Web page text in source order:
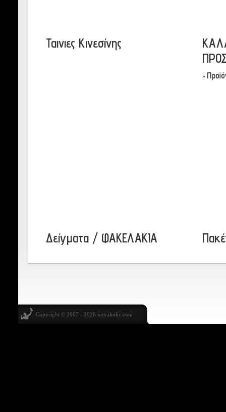
Ταινιες Κινεσίνης
»
Δείγματα / ΦΑΚΕΛΑΚΙΑ
Copyright © 2007 - 2026 nutraholic.com